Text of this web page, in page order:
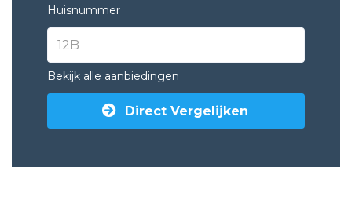
Huisnummer
Bekijk alle aanbiedingen
Direct Vergelijken